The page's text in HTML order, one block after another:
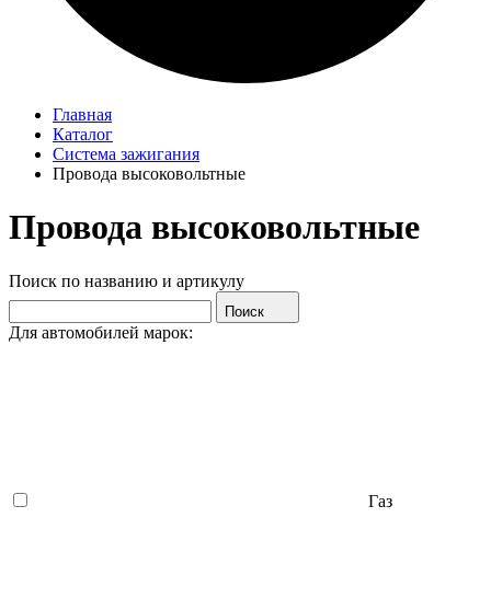
Главная
Каталог
Система зажигания
Провода высоковольтные
Провода высоковольтные
Поиск по названию и артикулу
Поиск
Для автомобилей марок:
Газ